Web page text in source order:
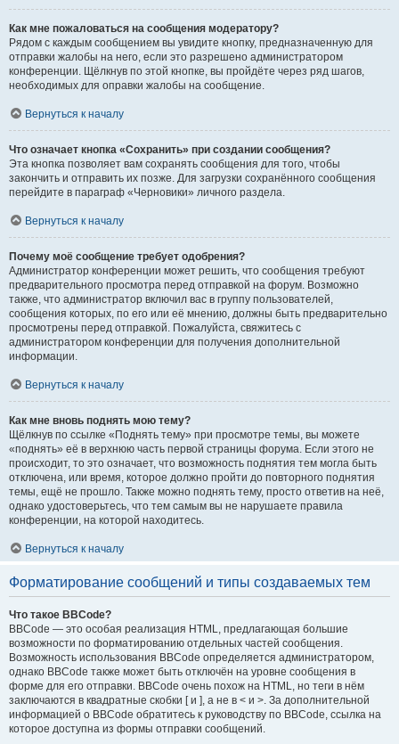
Как мне пожаловаться на сообщения модератору?
Рядом с каждым сообщением вы увидите кнопку, предназначенную для
отправки жалобы на него, если это разрешено администратором
конференции. Щёлкнув по этой кнопке, вы пройдёте через ряд шагов,
необходимых для оправки жалобы на сообщение.
Вернуться к началу
Что означает кнопка «Сохранить» при создании сообщения?
Эта кнопка позволяет вам сохранять сообщения для того, чтобы
закончить и отправить их позже. Для загрузки сохранённого сообщения
перейдите в параграф «Черновики» личного раздела.
Вернуться к началу
Почему моё сообщение требует одобрения?
Администратор конференции может решить, что сообщения требуют
предварительного просмотра перед отправкой на форум. Возможно
также, что администратор включил вас в группу пользователей,
сообщения которых, по его или её мнению, должны быть предварительно
просмотрены перед отправкой. Пожалуйста, свяжитесь с
администратором конференции для получения дополнительной
информации.
Вернуться к началу
Как мне вновь поднять мою тему?
Щёлкнув по ссылке «Поднять тему» при просмотре темы, вы можете
«поднять» её в верхнюю часть первой страницы форума. Если этого не
происходит, то это означает, что возможность поднятия тем могла быть
отключена, или время, которое должно пройти до повторного поднятия
темы, ещё не прошло. Также можно поднять тему, просто ответив на неё,
однако удостоверьтесь, что тем самым вы не нарушаете правила
конференции, на которой находитесь.
Вернуться к началу
Форматирование сообщений и типы создаваемых тем
Что такое BBCode?
BBCode — это особая реализация HTML, предлагающая большие
возможности по форматированию отдельных частей сообщения.
Возможность использования BBCode определяется администратором,
однако BBCode также может быть отключён на уровне сообщения в
форме для его отправки. BBCode очень похож на HTML, но теги в нём
заключаются в квадратные скобки [ и ], а не в < и >. За дополнительной
информацией о BBCode обратитесь к руководству по BBCode, ссылка на
которое доступна из формы отправки сообщений.